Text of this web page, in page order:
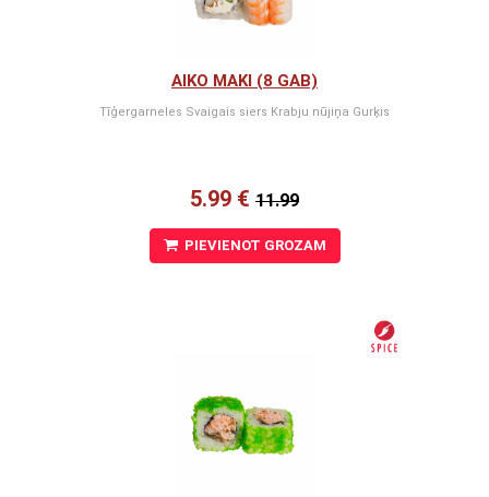
AIKO MAKI (8 GAB)
Tīģergarneles Svaigais siers Krabju nūjiņa Gurķis
5.99 € 11.99
PIEVIENOT GROZAM